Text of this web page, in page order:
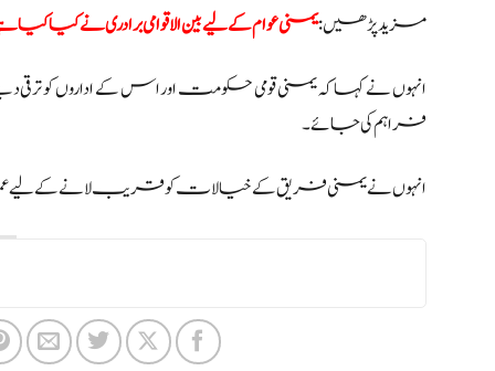
مزید پڑھیں:یمنی عوام کے لیے بین الاقوامی برادری نے کیا کیا
انہوں نے کہا کہ یمنی قومی حکومت اور اس کے اداروں کو ترقی
فراہم کی جائے۔
انہوں نے یمنی فریق کے خیالات کو قریب لانے کے لیے